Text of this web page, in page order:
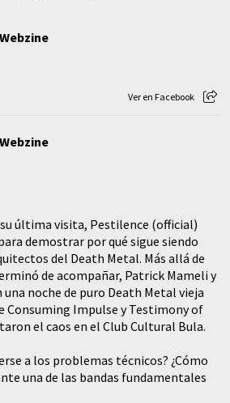
Ver en Facebook
su última visita, Pestilence (official)
demostrar por qué sigue siendo
del Death Metal. Más allá de
de acompañar, Patrick Mameli y
noche de puro Death Metal vieja
Consuming Impulse y Testimony of
el caos en el Club Cultural Bula.
a los problemas técnicos? ¿Cómo
una de las bandas fundamentales